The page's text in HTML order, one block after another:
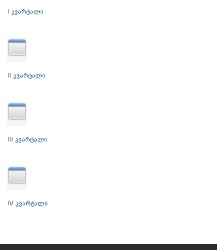
I კვარტალი
II კვარტალი
III კვარტალი
IV კვარტალი